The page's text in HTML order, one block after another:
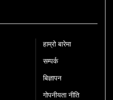
हाम्रो बारेमा
सम्पर्क
बिज्ञापन
गोपनीयता नीति